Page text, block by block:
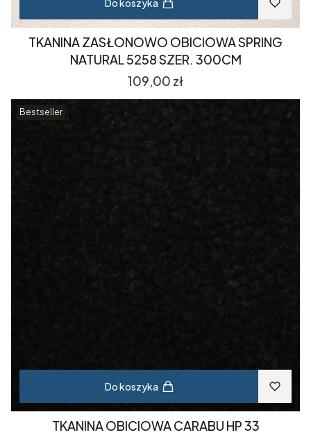
Do koszyka
TKANINA ZASŁONOWO OBICIOWA SPRING
NATURAL 5258 SZER. 300CM
Cena
109,00 zł
Bestseller
Do koszyka
TKANINA OBICIOWA CARABU HP 33